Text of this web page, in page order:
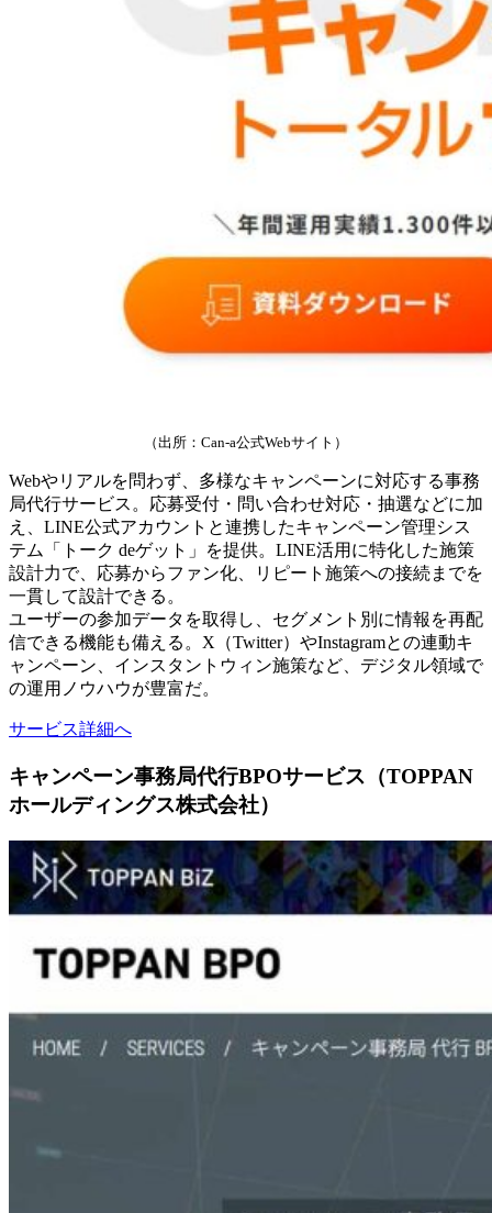
（出所：Can-a公式Webサイト）
Webやリアルを問わず、多様なキャンペーンに対応する事務
局代行サービス。応募受付・問い合わせ対応・抽選などに加
え、LINE公式アカウントと連携したキャンペーン管理シス
テム「トーク deゲット」を提供。LINE活用に特化した施策
設計力で、応募からファン化、リピート施策への接続までを
一貫して設計できる。
ユーザーの参加データを取得し、セグメント別に情報を再配
信できる機能も備える。X（Twitter）やInstagramとの連動キ
ャンペーン、インスタントウィン施策など、デジタル領域で
の運用ノウハウが豊富だ。
サービス詳細へ
キャンペーン事務局代行BPOサービス（TOPPAN
ホールディングス株式会社）